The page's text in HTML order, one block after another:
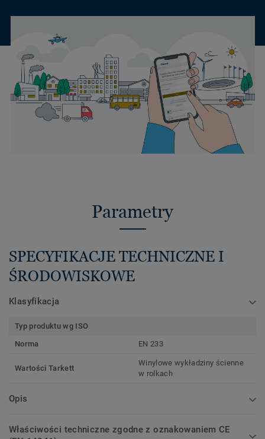
Parametry
SPECYFIKACJE TECHNICZNE I
ŚRODOWISKOWE
Klasyfikacja
Typ produktu wg ISO
Norma
EN 233
Wartości Tarkett
Winylowe wykładziny ścienne
w rolkach
Opis
Właściwości techniczne zgodne z oznakowaniem CE